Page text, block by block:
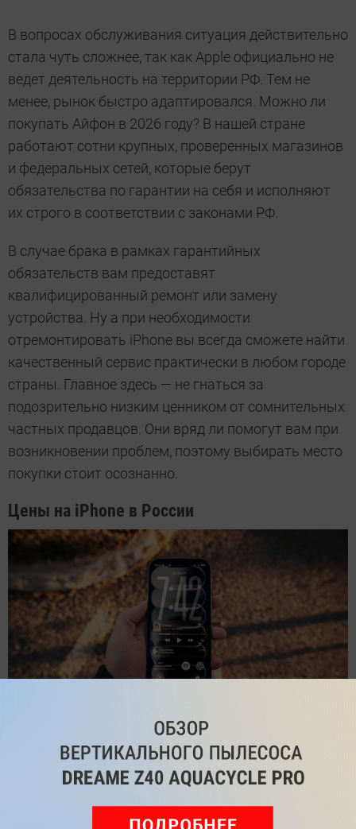
В вопросах обслуживания ситуация действительно
стала чуть сложнее, так как Apple официально не
ведет деятельность на территории РФ. Тем не
менее, рынок быстро адаптировался. Можно ли
покупать Айфон в 2026 году? В нашей стране
работают сотни крупных, проверенных магазинов
и федеральных сетей, которые берут
обязательства по гарантии на себя и исполняют
их строго в соответствии с законами РФ.
В случае брака в рамках гарантийных
обязательств вам предоставят
квалифицированный ремонт или замену
устройства. Ну а при необходимости
отремонтировать iPhone вы всегда сможете найти
качественный сервис практически в любом городе
страны. Главное здесь — не гнаться за
подозрительно низким ценником от сомнительных
частных продавцов. Они вряд ли помогут вам при
возникновении проблем, поэтому выбирать место
покупки стоит осознанно.
Цены на iPhone в России
Самое интересное происходит с ценами — сейчас
они находятся на нереально низком уровне для